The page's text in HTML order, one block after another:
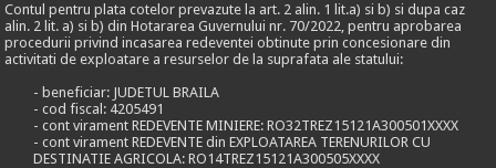
Contul pentru plata cotelor prevazute la art. 2 alin. 1 lit.a) si b) si dupa caz
alin. 2 lit. a) si b) din Hotararea Guvernului nr. 70/2022, pentru aprobarea
procedurii privind incasarea redeventei obtinute prin concesionare din
activitati de exploatare a resurselor de la suprafata ale statului:
- beneficiar: JUDETUL BRAILA
- cod fiscal: 4205491
- cont virament REDEVENTE MINIERE: RO32TREZ15121A300501XXXX
- cont virament REDEVENTE din EXPLOATAREA TERENURILOR CU
DESTINATIE AGRICOLA: RO14TREZ15121A300505XXXX